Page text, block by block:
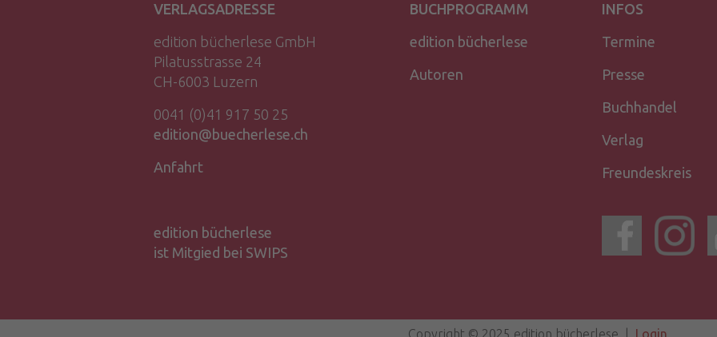
VERLAGSADRESSE
edition bücherlese GmbH
Pilatusstrasse 24
CH-6003 Luzern
0041 (0)41 917 50 25
edition@buecherlese.ch
Anfahrt
edition bücherlese
ist Mitgied bei SWIPS
BUCHPROGRAMM
edition bücherlese
Autoren
INFOS
Termine
Presse
Buchhandel
Verlag
Freundeskreis
Copyright © 2025 edition bücherlese | Login